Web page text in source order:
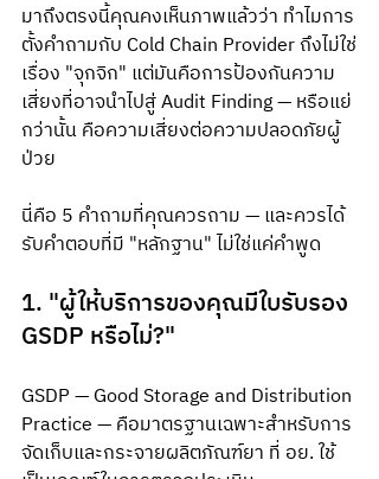
มาถึงตรงนี้คุณคงเห็นภาพแล้วว่า ทำไมการ
ตั้งคำถามกับ Cold Chain Provider ถึงไม่ใช่
เรื่อง "จุกจิก" แต่มันคือการป้องกันความ
เสี่ยงที่อาจนำไปสู่ Audit Finding — หรือแย่
กว่านั้น คือความเสี่ยงต่อความปลอดภัยผู้
ป่วย
นี่คือ 5 คำถามที่คุณควรถาม — และควรได้
รับคำตอบที่มี "หลักฐาน" ไม่ใช่แค่คำพูด
1. "ผู้ให้บริการของคุณมีใบรับรอง
GSDP หรือไม่?"
GSDP — Good Storage and Distribution
Practice — คือมาตรฐานเฉพาะสำหรับการ
จัดเก็บและกระจายผลิตภัณฑ์ยา ที่ อย. ใช้